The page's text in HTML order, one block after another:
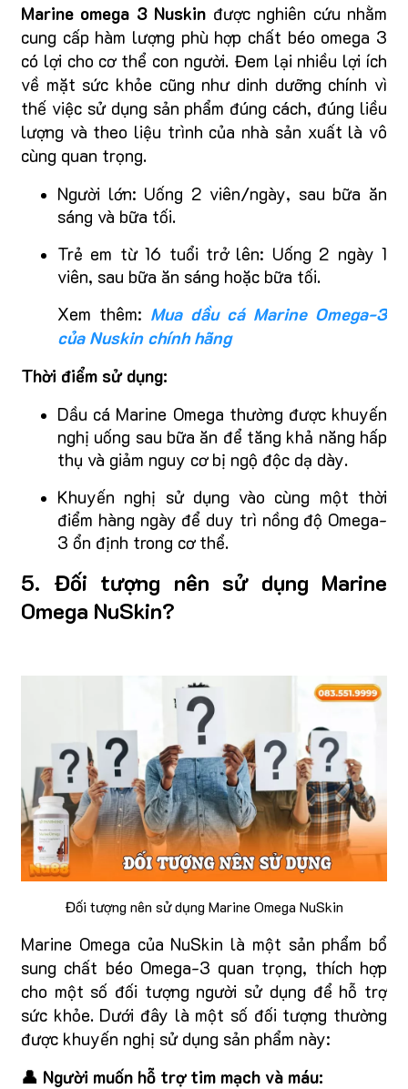
Marine omega 3 Nuskin được nghiên cứu nhằm
cung cấp hàm lượng phù hợp chất béo omega 3
có lợi cho cơ thể con người. Đem lại nhiều lợi ích
về mặt sức khỏe cũng như dinh dưỡng chính vì
thế việc sử dụng sản phẩm đúng cách, đúng liều
lượng và theo liệu trình của nhà sản xuất là vô
cùng quan trọng.
Người lớn: Uống 2 viên/ngày, sau bữa ăn
sáng và bữa tối.
Trẻ em từ 16 tuổi trở lên: Uống 2 ngày 1
viên, sau bữa ăn sáng hoặc bữa tối.
Xem thêm: Mua dầu cá Marine Omega-3
của Nuskin chính hãng
Thời điểm sử dụng:
Dầu cá Marine Omega thường được khuyến
nghị uống sau bữa ăn để tăng khả năng hấp
thụ và giảm nguy cơ bị ngộ độc dạ dày.
Khuyến nghị sử dụng vào cùng một thời
điểm hàng ngày để duy trì nồng độ Omega-
3 ổn định trong cơ thể.
5. Đối tượng nên sử dụng Marine
Omega NuSkin?
Đối tượng nên sử dụng Marine Omega NuSkin
Marine Omega của NuSkin là một sản phẩm bổ
sung chất béo Omega-3 quan trọng, thích hợp
cho một số đối tượng người sử dụng để hỗ trợ
sức khỏe. Dưới đây là một số đối tượng thường
được khuyến nghị sử dụng sản phẩm này:
👤 Người muốn hỗ trợ tim mạch và máu: